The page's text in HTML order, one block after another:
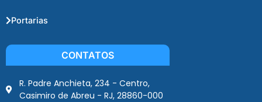
Portarias
CONTATOS
R. Padre Anchieta, 234 - Centro,
Casimiro de Abreu - RJ, 28860-000